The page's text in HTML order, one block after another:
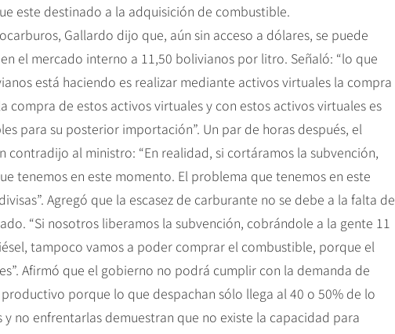
este destinado a la adquisición de combustible.
Gallardo dijo que, aún sin acceso a dólares, se puede
el mercado interno a 11,50 bolivianos por litro. Señaló: “lo que
está haciendo es realizar mediante activos virtuales la compra
compra de estos activos virtuales y con estos activos virtuales es
para su posterior importación”. Un par de horas después, el
contradijo al ministro: “En realidad, si cortáramos la subvención,
tenemos en este momento. El problema que tenemos en este
Agregó que la escasez de carburante no se debe a la falta de
“Si nosotros liberamos la subvención, cobrándole a la gente 11
tampoco vamos a poder comprar el combustible, porque el
Afirmó que el gobierno no podrá cumplir con la demanda de
porque lo que despachan sólo llega al 40 o 50% de lo
no enfrentarlas demuestran que no existe la capacidad para